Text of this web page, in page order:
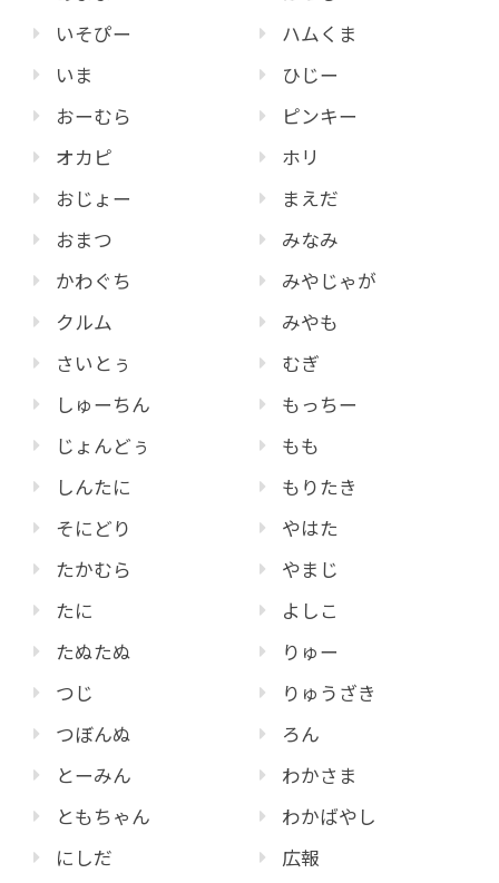
いそぴー
いま
おーむら
オカピ
おじょー
おまつ
かわぐち
クルム
さいとぅ
しゅーちん
じょんどぅ
しんたに
そにどり
たかむら
たに
たぬたぬ
つじ
つぼんぬ
とーみん
ともちゃん
にしだ
ハムくま
ひじー
ピンキー
ホリ
まえだ
みなみ
みやじゃが
みやも
むぎ
もっちー
もも
もりたき
やはた
やまじ
よしこ
りゅー
りゅうざき
ろん
わかさま
わかばやし
広報